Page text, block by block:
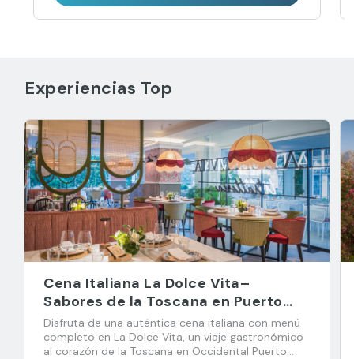
Experiencias Top
Cena Italiana La Dolce Vita–
Sabores de la Toscana en Puerto
Banús
Disfruta de una auténtica cena italiana con menú
completo en La Dolce Vita, un viaje gastronómico
al corazón de la Toscana en Occidental Puerto